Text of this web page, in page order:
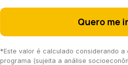
Quero me
*Este valor é calculado considerando a
programa (sujeita a análise